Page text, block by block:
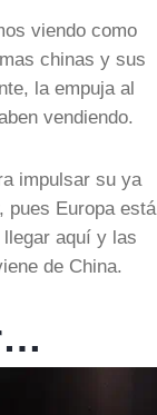
viendo como
chinas y sus
la empuja al
vendiendo.
impulsar su ya
pues Europa está
aquí y las
de China.